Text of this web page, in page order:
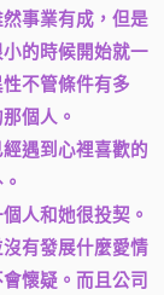
事業有成，但是
的時候開始就一
不管條件有多
個人。
遇到心裡喜歡的
人和她很投契。
有發展什麼愛情
懷疑。而且公司